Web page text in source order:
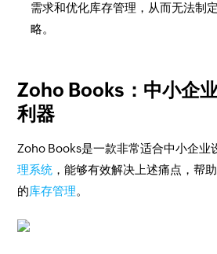
需求和优化库存管理，从而无法制
略。
Zoho Books：中小企
利器
Zoho Books是一款非常适合中小企业
理系统 ，能够有效解决上述痛点，帮
的库存管理。